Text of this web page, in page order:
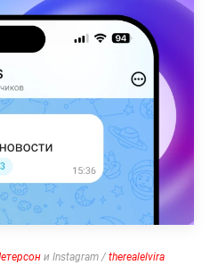
и Instagram / therealelvira